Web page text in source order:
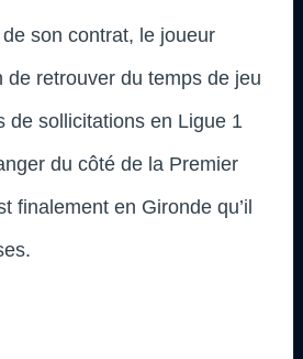
son contrat, le joueur
de retrouver du temps de jeu
de sollicitations en Ligue 1
du côté de la Premier
finalement en Gironde qu’il